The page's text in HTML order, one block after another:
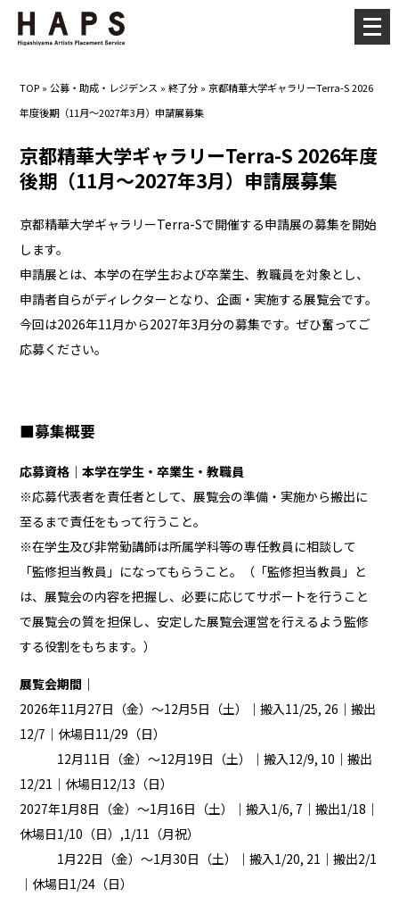
TOP »公募・助成・レジデンス »終了分 »京都精華大学ギャラリーTerra-S 2026
年度後期（11月～2027年3月）申請展募集
京都精華大学ギャラリーTerra-S 2026年度
後期（11月～2027年3月）申請展募集
京都精華大学ギャラリーTerra-Sで開催する申請展の募集を開始
します。
申請展とは、本学の在学生および卒業生、教職員を対象とし、
申請者自らがディレクターとなり、企画・実施する展覧会です。
今回は2026年11月から2027年3月分の募集です。ぜひ奮ってご
応募ください。
■募集概要
応募資格｜本学在学生・卒業生・教職員
※応募代表者を責任者として、展覧会の準備・実施から搬出に
至るまで責任をもって行うこと。
※在学生及び非常勤講師は所属学科等の専任教員に相談して
「監修担当教員」になってもらうこと。（「監修担当教員」と
は、展覧会の内容を把握し、必要に応じてサポートを行うこと
で展覧会の質を担保し、安定した展覧会運営を行えるよう監修
する役割をもちます。）
展覧会期間｜
2026年11月27日（金）～12月5日（土）｜搬入11/25, 26｜搬出
12/7｜休場日11/29（日）
12月11日（金）～12月19日（土）｜搬入12/9, 10｜搬出
12/21｜休場日12/13（日）
2027年1月8日（金）～1月16日（土）｜搬入1/6, 7｜搬出1/18｜
休場日1/10（日）,1/11（月祝）
1月22日（金）～1月30日（土）｜搬入1/20, 21｜搬出2/1
｜休場日1/24（日）
メ
ニ
ー
開